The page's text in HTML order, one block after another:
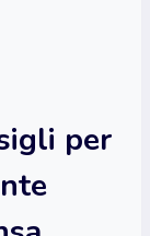
per